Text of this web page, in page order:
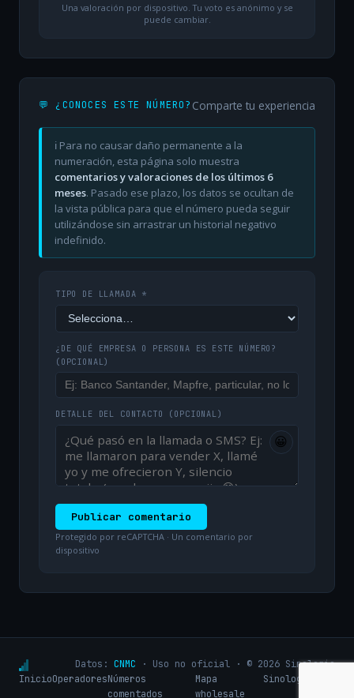
Una valoración por dispositivo. Tu voto es anónimo y se
puede cambiar.
💬 ¿CONOCES ESTE NÚMERO? Comparte tu experiencia
ℹ️ Para no causar daño permanente a la
numeración, esta página solo muestra
comentarios y valoraciones de los últimos 6
meses. Pasado ese plazo, los datos se ocultan de
la vista pública para que el número pueda seguir
utilizándose sin arrastrar un historial negativo
indefinido.
TIPO DE LLAMADA *
¿DE QUÉ EMPRESA O PERSONA ES ESTE NÚMERO?
(OPCIONAL)
DETALLE DEL CONTACTO (OPCIONAL)
😀
Publicar comentario
Protegido por reCAPTCHA · Un comentario por
dispositivo
Datos: CNMC · Uso no oficial · © 2026 Sinologic
InicioOperadoresNúmeros
comentados
Mapa
wholesale
Sinologic.net